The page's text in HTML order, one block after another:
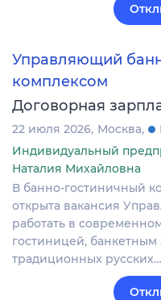
Управляющий
комплексом
Договорная
22 июля 2026 Москва
Индивидуальный
Наталия Михайловна
В банно-гостиничный
открыта вакансия
работать в
гостиницей,
традиционных русских…